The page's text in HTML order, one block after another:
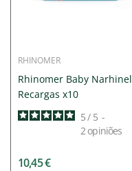
RHINOMER
Rhinomer Baby Narhinel
Recargas x10
5/ 5 -
2 opiniões
10,45 €